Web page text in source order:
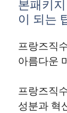
본패키
이 되는
프랑즈직
아름다운
프랑즈직
성분과 혁